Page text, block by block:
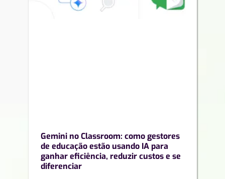
Gemini no Classroom: como gestores
de educação estão usando IA para
ganhar eficiência, reduzir custos e se
diferenciar